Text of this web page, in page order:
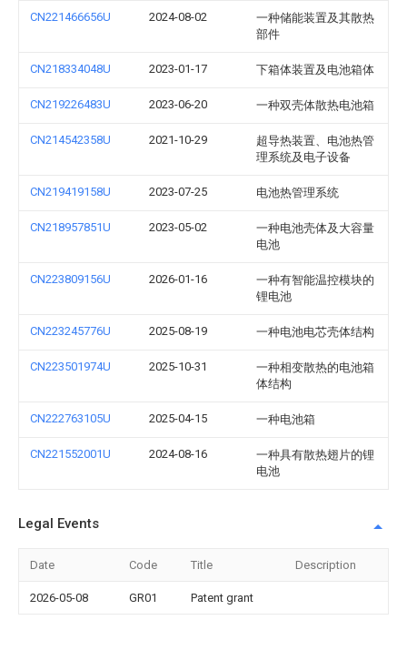
CN221466656U 2024-08-02
一种储能装置及其散热
部件
CN218334048U 2023-01-17 下箱体装置及电池箱体
CN219226483U 2023-06-20 一种双壳体散热电池箱
CN214542358U 2021-10-29
超导热装置、电池热管
理系统及电子设备
CN219419158U 2023-07-25 电池热管理系统
CN218957851U 2023-05-02
一种电池壳体及大容量
电池
CN223809156U 2026-01-16
一种有智能温控模块的
锂电池
CN223245776U 2025-08-19 一种电池电芯壳体结构
CN223501974U 2025-10-31
一种相变散热的电池箱
体结构
CN222763105U 2025-04-15 一种电池箱
CN221552001U 2024-08-16
一种具有散热翅片的锂
电池
Legal Events
Date Code Title Description
2026-05-08 GR01 Patent grant